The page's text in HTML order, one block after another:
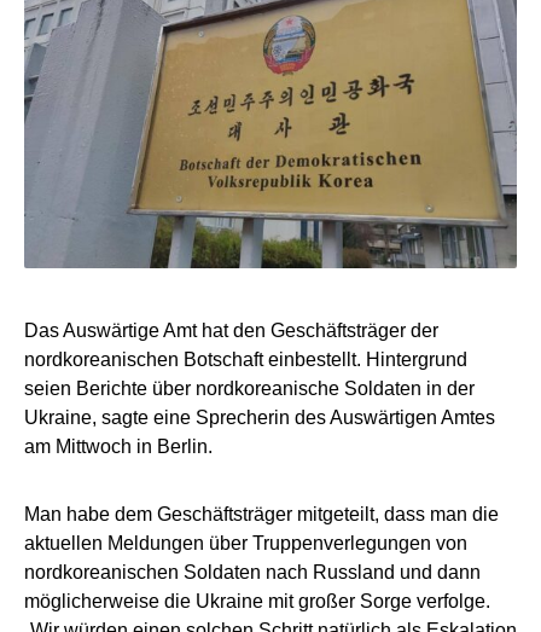
Das Auswärtige Amt hat den Geschäftsträger der
nordkoreanischen Botschaft einbestellt. Hintergrund
seien Berichte über nordkoreanische Soldaten in der
Ukraine, sagte eine Sprecherin des Auswärtigen Amtes
am Mittwoch in Berlin.
Man habe dem Geschäftsträger mitgeteilt, dass man die
aktuellen Meldungen über Truppenverlegungen von
nordkoreanischen Soldaten nach Russland und dann
möglicherweise die Ukraine mit großer Sorge verfolge.